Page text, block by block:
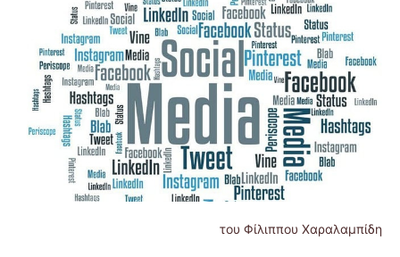
του Φίλιππου Χαραλαμπίδη